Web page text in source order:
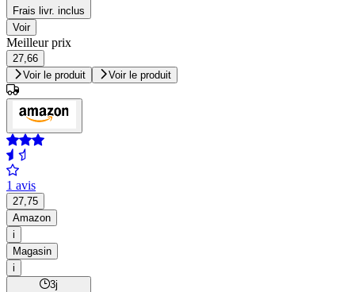
Frais livr. inclus
Voir
Meilleur prix
27,66
Voir le produit
Voir le produit
1 avis
27,75
Amazon
i
Magasin
i
3j